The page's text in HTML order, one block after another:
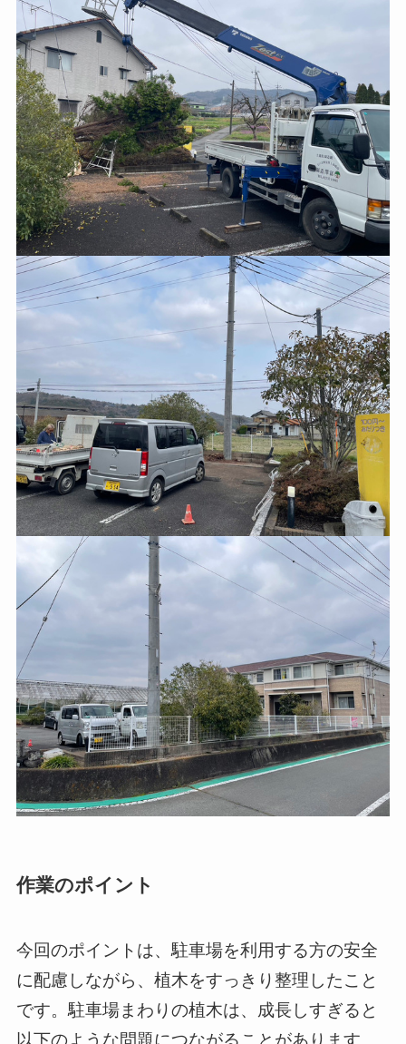
作業のポイント
今回のポイントは、駐車場を利用する方の安全
に配慮しながら、植木をすっきり整理したこと
です。駐車場まわりの植木は、成長しすぎると